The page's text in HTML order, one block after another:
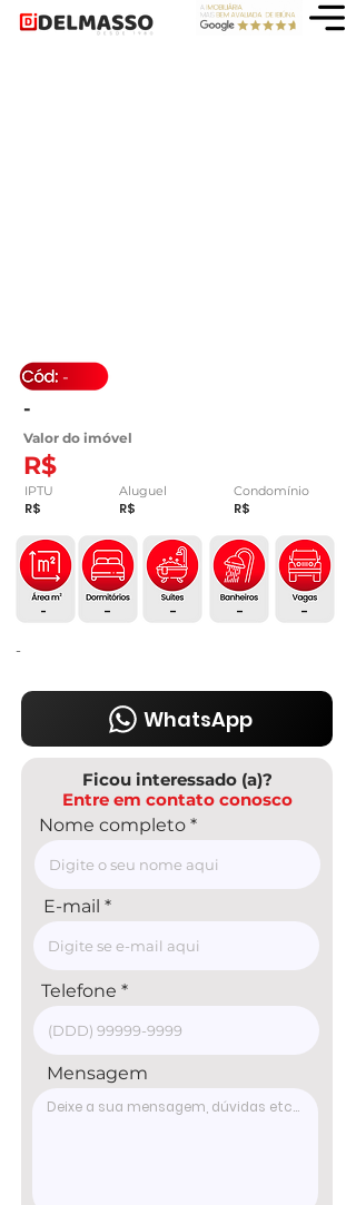
-
Valor do imóvel
R$
-
IPTU
R$
Aluguel Condomínio
R$ R$
-
-
- - -
-
WhatsApp
Ficou interessado (a)?
Entre em contato conosco
Nome completo
E-mail
Telefone
Mensagem